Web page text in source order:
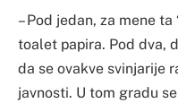
– Pod jedan, za mene
toalet papira. Pod dva,
da se ovakve svinjarije
javnosti. U tom gradu